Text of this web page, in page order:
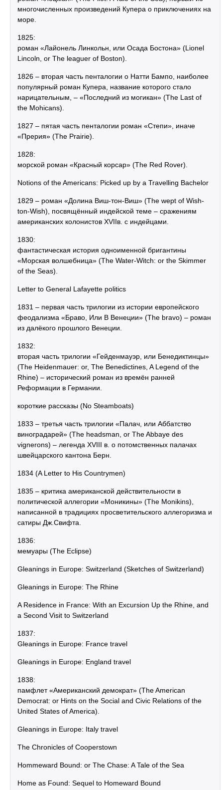
многочисленных произведений Купера о приключениях на
море.
1825:
роман «Лайонель Линкольн, или Осада Бостона» (Lionel
Lincoln, or The leaguer of Boston).
1826 – вторая часть пенталогии о Натти Бампо, наиболее
популярный роман Купера, название которого стало
нарицательным, – «Последний из могикан» (The Last of
the Mohicans).
1827 – пятая часть пенталогии роман «Степи», иначе
«Прерия» (Тhe Prairie).
1828:
морской роман «Красный корсар» (The Red Rover).
Notions of the Americans: Picked up by a Travelling Bachelor
1829 – роман «Долина Виш-тон-Виш» (The wept of Wish-
ton-Wish), посвящённый индейской теме – сражениям
американских колонистов XVIІв. с индейцами.
1830:
фантастическая история одноименной бригантины
«Морская волшебница» (The Water-Witch: or the Skimmer
of the Seas).
Letter to General Lafayette politics
1831 – первая часть трилогии из истории европейского
феодализма «Браво, Или В Венеции» (The bravo) – роман
из далёкого прошлого Венеции.
1832:
вторая часть трилогии «Гейденмауэр, или Бенедиктинцы»
(The Heidenmauer: or, The Benedictines, A Legend of the
Rhine) – исторический роман из времён ранней
Реформации в Германии.
короткие рассказы (No Steamboats)
1833 – третья часть трилогии «Палач, или Аббатство
виноградарей» (The headsman, or The Abbaye des
vignerons) – легенда XVIII в. о потомственных палачах
швейцарского кантона Берн.
1834 (A Letter to His Countrymen)
1835 – критика американской действительности в
политической аллегории «Моникины» (The Monikins),
написанной в традициях просветительского аллегоризма и
сатиры Дж.Свифта.
1836:
мемуары (The Eclipse)
Gleanings in Europe: Switzerland (Sketches of Switzerland)
Gleanings in Europe: The Rhine
A Residence in France: With an Excursion Up the Rhine, and
a Second Visit to Switzerland
1837:
Gleanings in Europe: France travel
Gleanings in Europe: England travel
1838:
памфлет «Американский демократ» (The American
Democrat: or Hints on the Social and Civic Relations of the
United States of America).
Gleanings in Europe: Italy travel
The Chronicles of Cooperstown
Hommeward Bound: or The Chase: A Tale of the Sea
Home as Found: Sequel to Homeward Bound